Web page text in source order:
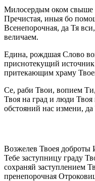
Милосердым оком свыше
Пречистая, иныя бо
Всенепорочная, да Тя
величаем.
Едина, рождшая Слово
приснотекущий
притекающим храму
Се, раби Твои, вопием
Твоя на град и люди
обстояний нас измени,
Возжелев Твоея доброты
Тебе заступницу граду
сохраняй заступлением
пренепорочная